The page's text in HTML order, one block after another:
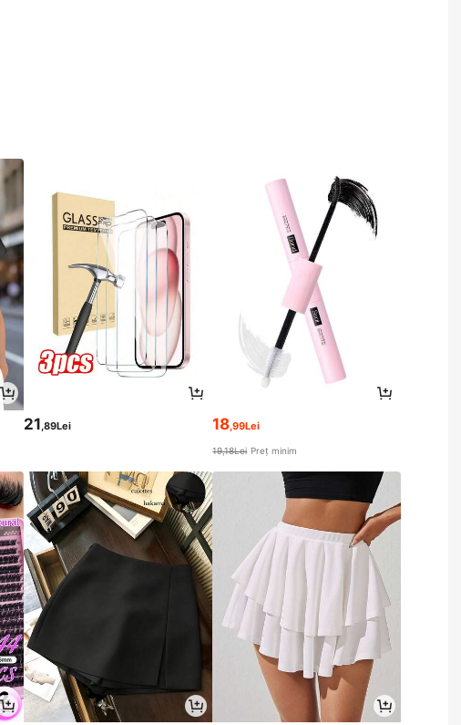
21 ,89Lei 18 ,99Lei
19,18Lei Preț minim